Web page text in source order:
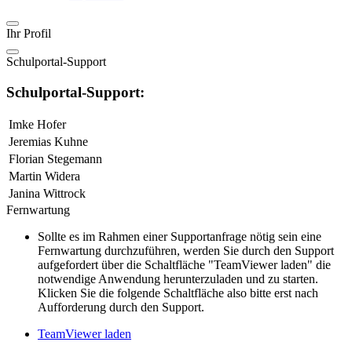
Ihr Profil
Schulportal-Support
Schulportal-Support:
Imke Hofer
Jeremias Kuhne
Florian Stegemann
Martin Widera
Janina Wittrock
Fernwartung
Sollte es im Rahmen einer Supportanfrage nötig sein eine
Fernwartung durchzuführen, werden Sie durch den Support
aufgefordert über die Schaltfläche "TeamViewer laden" die
notwendige Anwendung herunterzuladen und zu starten.
Klicken Sie die folgende Schaltfläche also bitte erst nach
Aufforderung durch den Support.
TeamViewer laden